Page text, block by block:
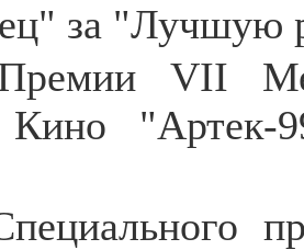
за "Лучшую
VII
Кино